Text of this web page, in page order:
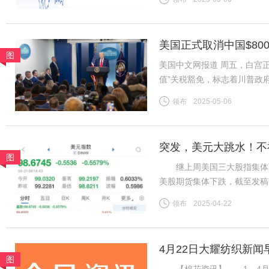
美股、美债、美元涨。同时
图
美国正式取消中国
美国中文网报道 周五，白宫
值”关税豁免，标志着川普政
包裹积压的混乱局面而推迟
领布 2025-05-06
图
突发，美元大跳水！
继上周美国三大股指集体
美股期货集体下跌，截至发
2022年4月以来首次。截至
领布 2025-04-22
图
4月22日大耀纺织新闻